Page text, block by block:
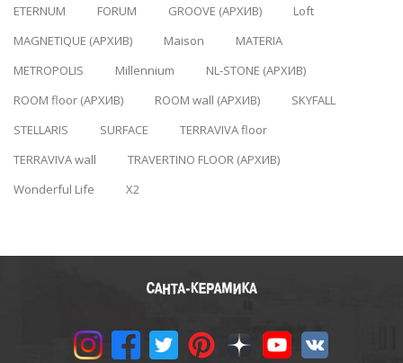
ETERNUM
FORUM GROOVE (АРХИВ)
Loft
MAGNETIQUE (АРХИВ)
Maison
MATERIA
METROPOLIS
Millennium
NL-STONE (АРХИВ)
ROOM floor (АРХИВ)
ROOM wall (АРХИВ)
SKYFALL
STELLARIS
SURFACE
TERRAVIVA floor
TERRAVIVA wall
TRAVERTINO FLOOR (АРХИВ)
Wonderful Life
X2